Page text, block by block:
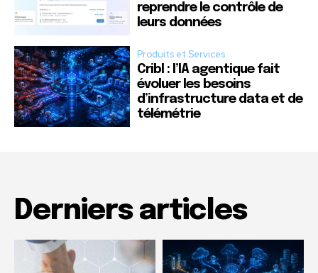
reprendre le contrôle de
leurs données
Produits et Services
Cribl : l’IA agentique fait
évoluer les besoins
d’infrastructure data et de
télémétrie
Derniers articles